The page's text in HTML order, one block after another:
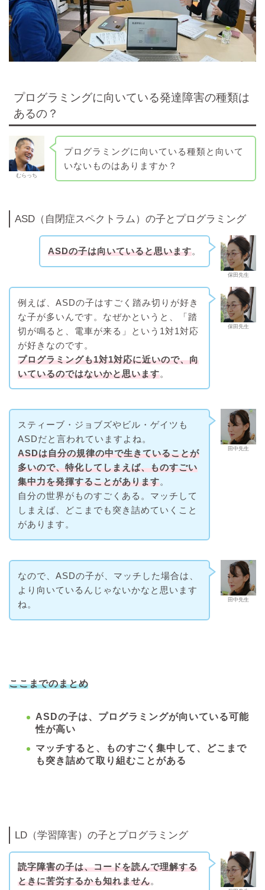
プログラミングに向いている発達障害の種類は
あるの？
むらっち
プログラミングに向いている種類と向いて
いないものはありますか？
ASD（自閉症スペクトラム）の子とプログラミング
保田先生
ASDの子は向いていると思います。
保田先生
例えば、ASDの子はすごく踏み切りが好き
な子が多いんです。なぜかというと、「踏
切が鳴ると、電車が来る」という1対1対応
が好きなのです。
プログラミングも1対1対応に近いので、向
いているのではないかと思います。
田中先生
スティーブ・ジョブズやビル・ゲイツも
ASDだと言われていますよね。
ASDは自分の規律の中で生きていることが
多いので、特化してしまえば、ものすごい
集中力を発揮することがあります。
自分の世界がものすごくある。マッチして
しまえば、どこまでも突き詰めていくこと
があります。
田中先生
なので、ASDの子が、マッチした場合は、
より向いているんじゃないかなと思います
ね。
ここまでのまとめ
ASDの子は、プログラミングが向いている可能
性が高い
マッチすると、ものすごく集中して、どこまで
も突き詰めて取り組むことがある
LD（学習障害）の子とプログラミング
読字障害の子は、コードを読んで理解する
ときに苦労するかも知れません。